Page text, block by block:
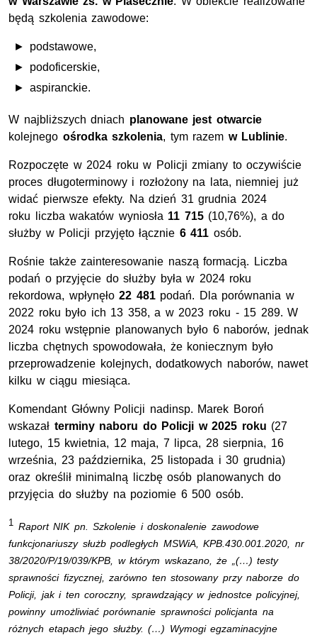
będą szkolenia zawodowe:
podstawowe,
podoficerskie,
aspiranckie.
W najbliższych dniach planowane jest otwarcie
kolejnego ośrodka szkolenia, tym razem w Lublinie.
Rozpoczęte w 2024 roku w Policji zmiany to oczywiście
proces długoterminowy i rozłożony na lata, niemniej już
widać pierwsze efekty. Na dzień 31 grudnia 2024
roku liczba wakatów wyniosła 11 715(10,76%), a do
służby w Policji przyjęto łącznie 6 411 osób.
Rośnie także zainteresowanie naszą formacją. Liczba
podań o przyjęcie do służby była w 2024 roku
rekordowa, wpłynęło22 481podań. Dla porównania w
2022 roku było ich 13 358, a w 2023 roku - 15 289. W
2024 roku wstępnie planowanych było 6 naborów, jednak
liczba chętnych spowodowała, że koniecznym było
przeprowadzenie kolejnych, dodatkowych naborów, nawet
kilku w ciągu miesiąca.
Komendant Główny Policji nadinsp. Marek Boroń
wskazał terminy naboru do Policji w 2025 roku (27
lutego, 15 kwietnia, 12 maja, 7 lipca, 28 sierpnia, 16
września, 23 października, 25 listopada i 30 grudnia)
oraz określił minimalną liczbę osób planowanych do
przyjęcia do służby na poziomie 6 500 osób.
1 Raport NIK pn. Szkolenie i doskonalenie zawodowe
funkcjonariuszy służb podległych MSWiA, KPB.430.001.2020, nr
38/2020/P/19/039/KPB, w którym wskazano, że „(…) testy
sprawności fizycznej, zarówno ten stosowany przy naborze do
Policji, jak i ten coroczny, sprawdzający w jednostce policyjnej,
powinny umożliwiać porównanie sprawności policjanta na
różnych etapach jego służby. (…) Wymogi egzaminacyjne